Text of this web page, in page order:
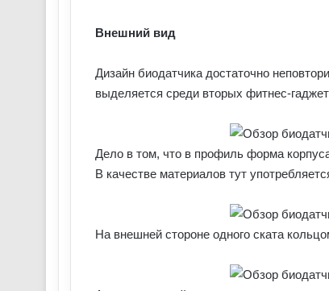
Внешний вид
Дизайн биодатчика достаточно
выделяется среди вторых фитнес-
Дело в том, что в профиль форма
В качестве материалов тут
На внешней стороне одного ската